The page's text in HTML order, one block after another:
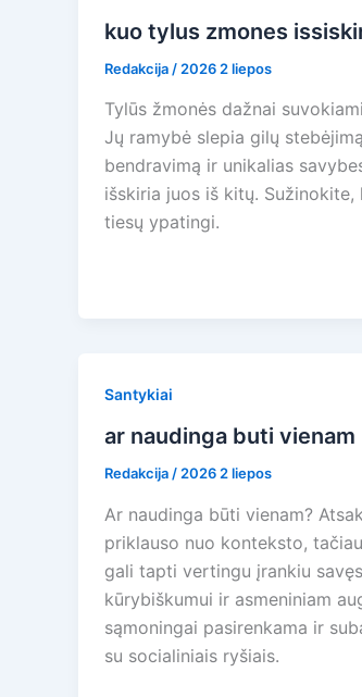
kuo tylus zmones
Redakcija / 2026 2 liepos
Tylūs žmonės dažnai
Jų ramybė slepia gilų
bendravimą ir unikalias
išskiria juos iš kitų. Sužinokite,
tiesų ypatingi.
Santykiai
ar naudinga buti vienam
Redakcija / 2026 2 liepos
Ar naudinga būti vienam?
priklauso nuo konteksto,
gali tapti vertingu įrankiu
kūrybiškumui ir asmeniniam
sąmoningai pasirenkama ir
su socialiniais ryšiais.